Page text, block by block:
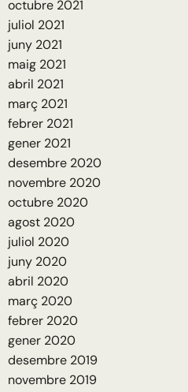
octubre 2021
juliol 2021
juny 2021
maig 2021
abril 2021
març 2021
febrer 2021
gener 2021
desembre 2020
novembre 2020
octubre 2020
agost 2020
juliol 2020
juny 2020
abril 2020
març 2020
febrer 2020
gener 2020
desembre 2019
novembre 2019